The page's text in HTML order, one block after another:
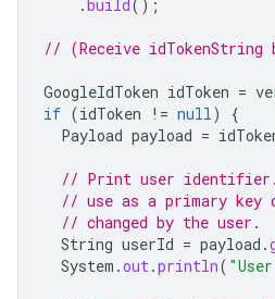
. build ();
// (Receive idTokenString
GoogleIdToken idToken =
if (idToken != null)
{
Payload payload =
// Print user identifier.
// use as a primary key
// changed by the user.
String userId = payload .
System .out.println(